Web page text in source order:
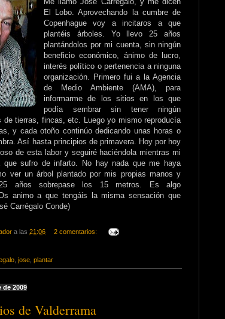
El Lobo. Aprovechando la cumbre de
Copenhague voy a incitaros a que
plantéis árboles. Yo llevo 25 años
plantándolos por mi cuenta, sin ningún
beneficio económico, ánimo de lucro,
interés político o pertenencia a ninguna
organización. Primero fui a la Agencia
de Medio Ambiente (AMA), para
informarme de los sitios en los que
podía sembrar sin tener ningún
de tierras, fincas, etc. Luego yo mismo reproducía
y cada otoño continúo dedicando unas horas o
Así hasta principios de primavera. Hoy por hoy
de esta labor y seguiré haciéndola mientras mi
que sufro de infarto. No hay nada que me haya
ver un árbol plantado por mis propias manos y
años sobrepase los 15 metros. Es algo
animo a que tengáis la misma sensación que
Carrégalo Conde)
a las 21:06 2 comentarios:
jose plantar
de 2009
de Valderrama